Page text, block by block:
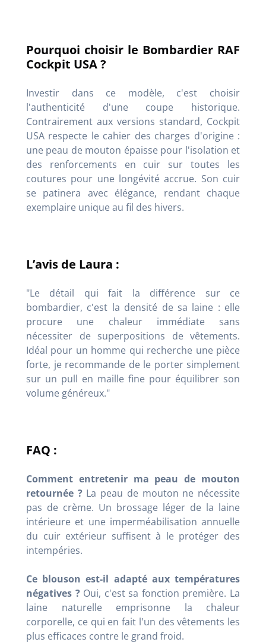
Pourquoi choisir le Bombardier RAF
Cockpit USA ?
Investir dans ce modèle, c'est choisir
l'authenticité d'une coupe historique.
Contrairement aux versions standard, Cockpit
USA respecte le cahier des charges d'origine :
une peau de mouton épaisse pour l'isolation et
des renforcements en cuir sur toutes les
coutures pour une longévité accrue. Son cuir
se patinera avec élégance, rendant chaque
exemplaire unique au fil des hivers.
L’avis de Laura :
"Le détail qui fait la différence sur ce
bombardier, c'est la densité de sa laine : elle
procure une chaleur immédiate sans
nécessiter de superpositions de vêtements.
Idéal pour un homme qui recherche une pièce
forte, je recommande de le porter simplement
sur un pull en maille fine pour équilibrer son
volume généreux."
FAQ :
Comment entretenir ma peau de mouton
retournée ?La peau de mouton ne nécessite
pas de crème. Un brossage léger de la laine
intérieure et une imperméabilisation annuelle
du cuir extérieur suffisent à le protéger des
intempéries.
Ce blouson est-il adapté aux températures
négatives ?Oui, c'est sa fonction première. La
laine naturelle emprisonne la chaleur
corporelle, ce qui en fait l'un des vêtements les
plus efficaces contre le grand froid.